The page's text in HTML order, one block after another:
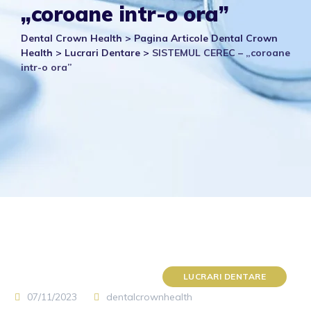
„coroane intr-o ora”
Dental Crown Health > Pagina Articole Dental Crown
Health > Lucrari Dentare > SISTEMUL CEREC – „coroane
intr-o ora”
LUCRARI DENTARE
07/11/2023 dentalcrownhealth